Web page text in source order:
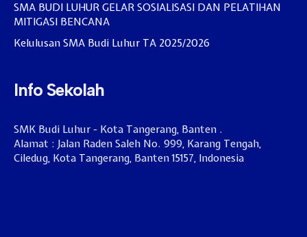
SMA BUDI LUHUR GELAR SOSIALISASI DAN PELATIHAN
MITIGASI BENCANA
Kelulusan SMA Budi Luhur TA 2025/2026
Info Sekolah
SMK Budi Luhur - Kota Tangerang, Banten .
Alamat : Jalan Raden Saleh No. 999, Karang Tengah,
Ciledug, Kota Tangerang, Banten 15157, Indonesia